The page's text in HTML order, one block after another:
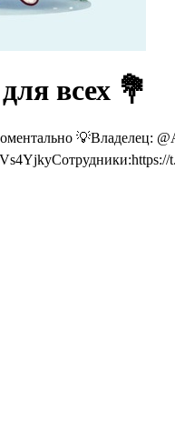
всех 💐
💡Владелец: